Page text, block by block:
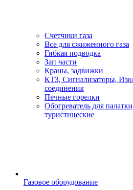
Счетчики газа
Все для сжиженного газа
Гибкая подводка
Зап части
Краны, задвижки
КТЗ, Сигнализаторы,
соединения
Печные горелки
Обогреватель для
туристицеские
Газовое оборудование